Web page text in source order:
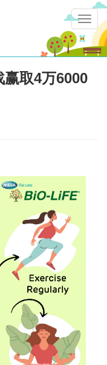
取4万6000